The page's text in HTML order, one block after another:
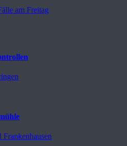
am Freitag
Frankenhausen